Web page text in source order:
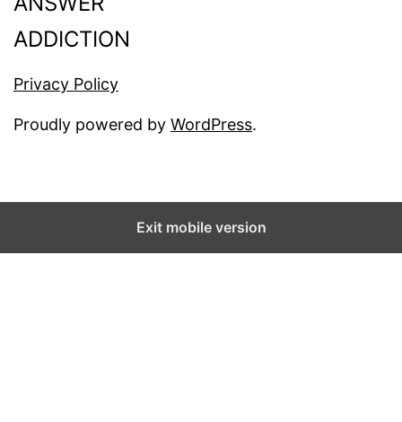
Privacy Policy
Proudly powered by WordPress.
Exit mobile version